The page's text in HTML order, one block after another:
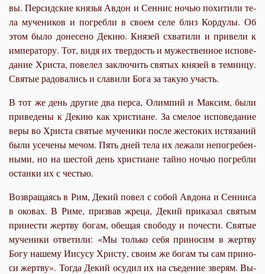
вы. Пер­сид­ские кня­зья Ав­дон и Сен­нис но­чью по­хи­ти­ли те­
ла му­че­ни­ков и по­греб­ли в сво­ем се­ле близ Кор­ду­лы. Об
этом бы­ло до­не­се­но Де­кию. Кня­зей схва­ти­ли и при­ве­ли к
им­пе­ра­то­ру. Тот, ви­дя их твер­дость и му­же­ствен­ное ис­по­ве­
да­ние Хри­ста, по­ве­лел за­клю­чить свя­тых кня­зей в тем­ни­цу.
Свя­тые ра­до­ва­лись и сла­ви­ли Бо­га за та­кую участь.
В тот же день дру­гие два пер­са, Олим­пий и Мак­сим, бы­ли
при­ве­де­ны к Де­кию как хри­сти­ане. За сме­лое ис­по­ве­да­ние
ве­ры во Хри­ста свя­тые му­че­ни­ки по­сле же­сто­ких ис­тя­за­ний
бы­ли усе­че­ны ме­чом. Пять дней те­ла их ле­жа­ли непо­гре­бен­
ны­ми, но на ше­стой день хри­сти­ане тай­но но­чью по­греб­ли
остан­ки их с че­стью.
Воз­вра­ща­ясь в Рим, Де­кий по­вел с со­бой Ав­до­на и Сен­ни­са
в око­вах. В Ри­ме, при­звав жре­ца, Де­кий при­ка­зал свя­тым
при­не­сти жерт­ву бо­гам, обе­щая сво­бо­ду и по­че­сти. Свя­тые
му­че­ни­ки от­ве­ти­ли: «Мы толь­ко се­бя при­но­сим в жерт­ву
Бо­гу на­ше­му Иису­су Хри­сту, сво­им же бо­гам ты сам при­но­
си жерт­ву». То­гда Де­кий осу­дил их на съе­де­ние зве­рям. Вы­